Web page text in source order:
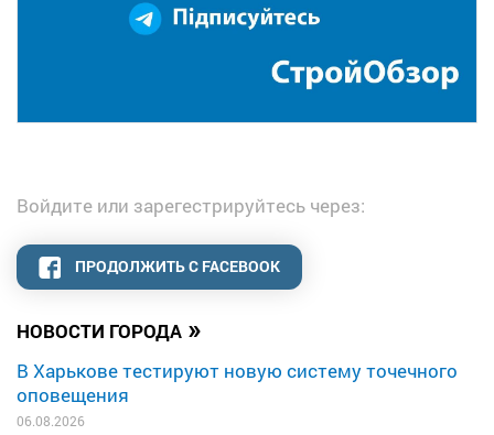
НОВОСТИ ГОРОДА »
В Харькове тестируют новую систему точечного
оповещения
06.08.2026
Войдите или зарегестрируйтесь через:
ПРОДОЛЖИТЬ С FACEBOOK